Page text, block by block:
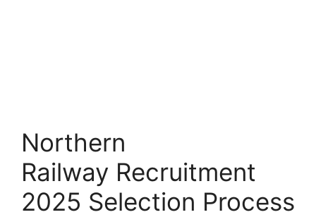
Northern
Railway Recruitment
2025 Selection Process